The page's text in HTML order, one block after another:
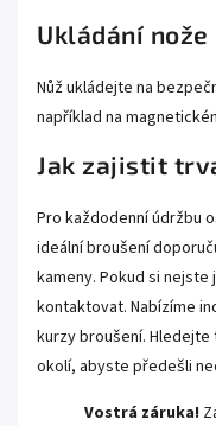
Ukládání nože
Nůž ukládejte na
například na
Jak zajistit
Pro každodenní údržbu
ideální broušení
kameny. Pokud si
kontaktovat. Nabízíme
kurzy broušení.
okolí, abyste předešli
Vostrá záruka!